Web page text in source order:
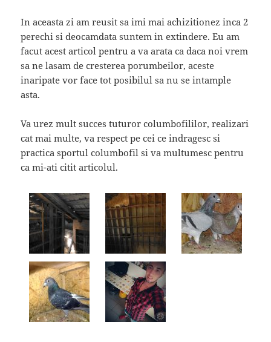
In aceasta zi am reusit sa imi mai achizitionez inca 2
perechi si deocamdata suntem in extindere. Eu am
facut acest articol pentru a va arata ca daca noi vrem
sa ne lasam de cresterea porumbeilor, aceste
inaripate vor face tot posibilul sa nu se intample
asta.
Va urez mult succes tuturor columbofililor, realizari
cat mai multe, va respect pe cei ce indragesc si
practica sportul columbofil si va multumesc pentru
ca mi-ati citit articolul.